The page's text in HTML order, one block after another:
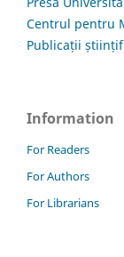
Centrul pentru
Publicații
Information
For Readers
For Authors
For Librarians